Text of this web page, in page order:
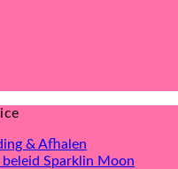
& Afhalen
beleid Sparklin Moon